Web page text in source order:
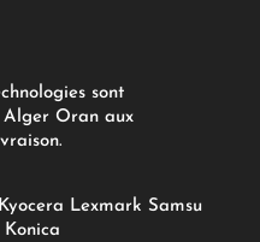
sont
Alger Oran aux
Kyocera Lexmark Samsu
Konica